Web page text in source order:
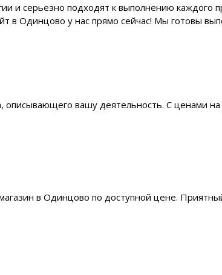
и серьезно подходят к выполнению каждого
в Одинцово у нас прямо сейчас! Мы готовы
описывающего вашу деятельность. С ценами
в Одинцово по доступной цене.